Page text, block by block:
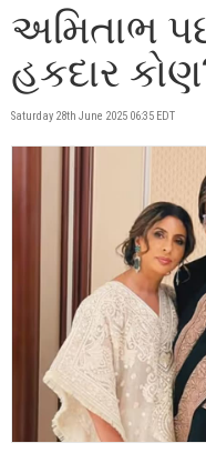
અમિતાભ
હકદાર
Saturday 28th June 2025 06:35 EDT